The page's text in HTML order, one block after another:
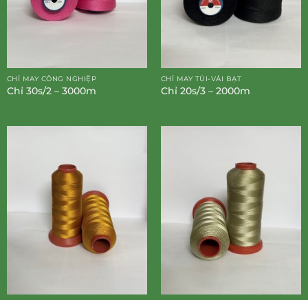
CHỈ MAY CÔNG NGHIỆP
Chỉ 30s/2 – 3000m
CHỈ MAY TÚI-VẢI BẠT
Chỉ 20s/3 – 2000m